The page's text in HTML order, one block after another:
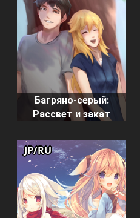
Багряно-серый:
Рассвет и закат
JP/RU